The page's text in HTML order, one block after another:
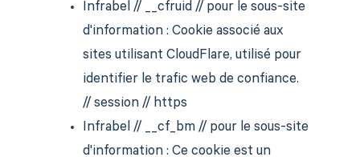
Infrabel // __cfruid // pour le sous-site
d'information : Cookie associé aux
sites utilisant CloudFlare, utilisé pour
identifier le trafic web de confiance.
// session // https
Infrabel // __cf_bm // pour le sous-site
d'information : Ce cookie est un